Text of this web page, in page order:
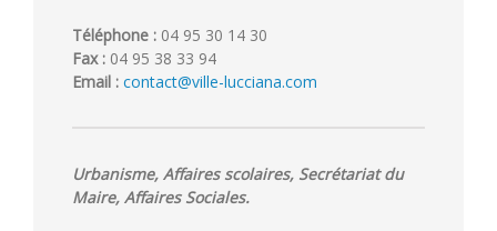
Téléphone : 04 95 30 14 30
Fax : 04 95 38 33 94
Email : contact@ville-lucciana.com
Urbanisme, Affaires scolaires, Secrétariat du
Maire, Affaires Sociales.